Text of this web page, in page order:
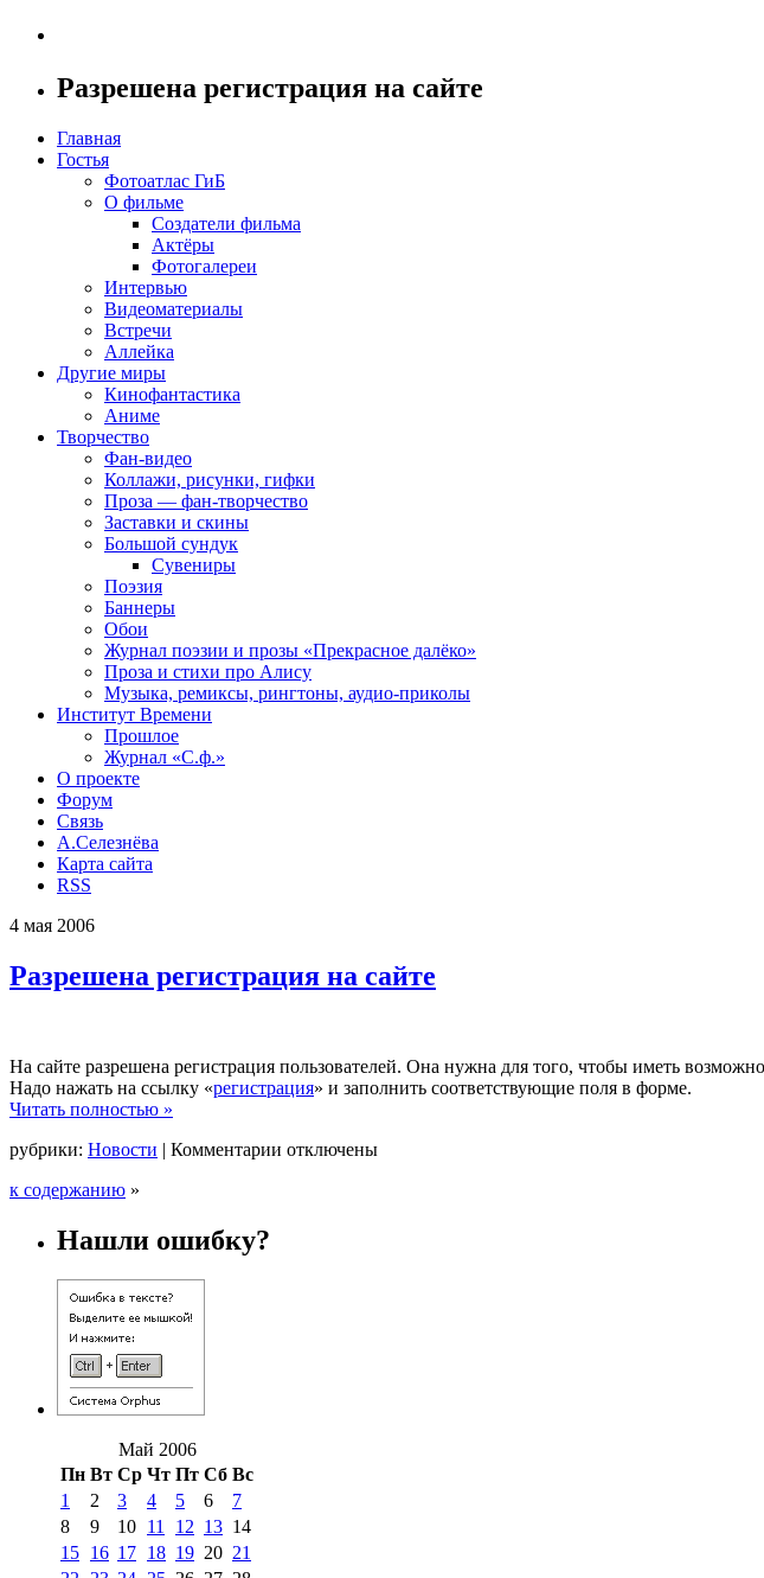
Разрешена регистрация на сайте
Главная
Гостья
Фотоатлас ГиБ
О фильме
Создатели фильма
Актёры
Фотогалереи
Интервью
Видеоматериалы
Встречи
Аллейка
Другие миры
Кинофантастика
Аниме
Творчество
Фан-видео
Коллажи, рисунки, гифки
Проза — фан-творчество
Заставки и скины
Большой сундук
Сувениры
Поэзия
Баннеры
Обои
Журнал поэзии и прозы «Прекрасное далёко»
Проза и стихи про Алису
Музыка, ремиксы, рингтоны, аудио-приколы
Институт Времени
Прошлое
Журнал «С.ф.»
О проекте
Форум
Связь
А.Селезнёва
Карта сайта
RSS
4 мая 2006
Разрешена регистрация на сайте
На сайте разрешена регистрация пользователей. Она нужна для того, чтобы иметь
Надо нажать на ссылку «регистрация» и заполнить соответствующие поля в форме.
Читать полностью »
рубрики: Новости | Комментарии котключены
к содержанию »
Нашли ошибку?
Май 2006
Пн Вт Ср Чт Пт Сб Вс
1
2 3 4 5 6
7
8
9 10 11 12 13 14
15 16 17 18 19 20 21